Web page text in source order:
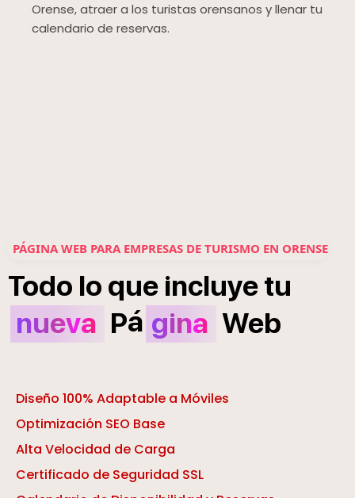
Orense, atraer a los turistas orensanos y llenar tu
calendario de reservas.
PÁGINA WEB PARA EMPRESAS DE TURISMO EN ORENSE
Todo lo que incluyetu
nueva Pá gina Web
Diseño 100% Adaptable a Móviles
Optimización SEO Base
Alta Velocidad de Carga
Certificado de Seguridad SSL